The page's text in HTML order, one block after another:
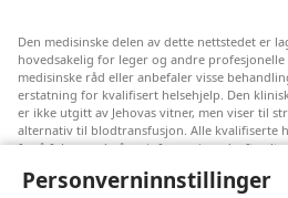
Personverninnstillinger
Den medisinske delen av dette nettstedet er
hovedsakelig for leger og andre
medisinske råd eller anbefaler visse
erstatning for kvalifisert helsehjelp. Den
er ikke utgitt av Jehovas vitner, men viser til
alternativ til blodtransfusjon. Alle kvalifiserte
for å følge med på ny informasjon, drøfte
verdier og tro. Ikke alle strategiene som er